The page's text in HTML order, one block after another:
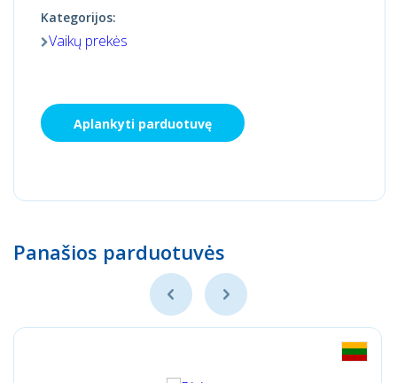
Kategorijos:
Vaikų prekės
Aplankyti parduotuvę
Panašios parduotuvės